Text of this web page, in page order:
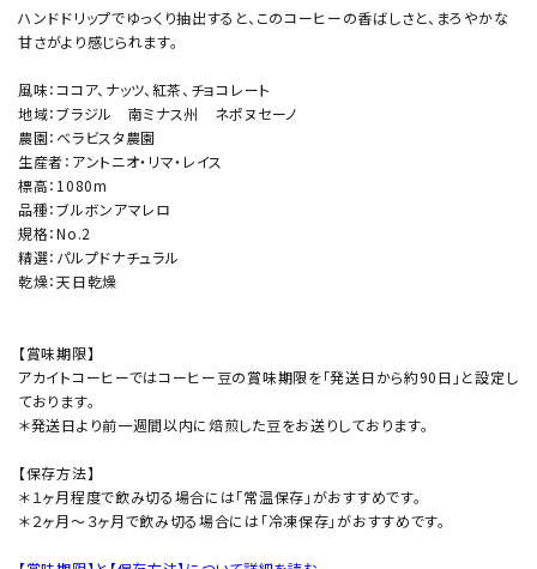
ハンドドリップでゆっくり抽出すると、このコーヒーの香ばしさと、まろやかな
甘さがより感じられます。
風味：ココア、ナッツ、紅茶、チョコレート
地域：ブラジル 南ミナス州 ネポヌセーノ
農園：ベラビスタ農園
生産者：アントニオ・リマ・レイス
標高：1080m
品種：ブルボンアマレロ
規格：No.2
精選：パルプドナチュラル
乾燥：天日乾燥
【賞味期限】
アカイトコーヒーではコーヒー豆の賞味期限を「発送日から約90日」と設定し
ております。
＊発送日より前一週間以内に焙煎した豆をお送りしております。
【保存方法】
＊１ヶ月程度で飲み切る場合には「常温保存」がおすすめです。
＊２ヶ月〜３ヶ月で飲み切る場合には「冷凍保存」がおすすめです。